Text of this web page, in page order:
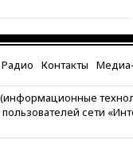
в Анапе
Тувы включил
в Совфед
запустит
по открытию
Радио Контакты
сети